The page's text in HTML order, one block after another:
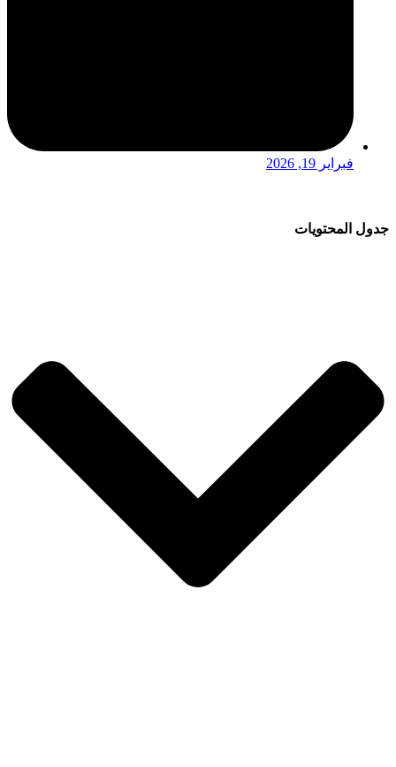
فبراير 19, 2026
جدول المحتويات